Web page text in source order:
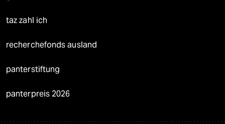
taz zahl ich
recherchefonds ausland
panterstiftung
panterpreis 2026